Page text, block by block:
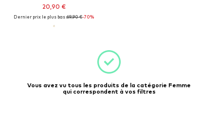
20,90 €
Dernier prix le plus bas :69,90 €-70%
Vous avez vu tous les produits de la catégorie Femme
qui correspondent à vos filtres